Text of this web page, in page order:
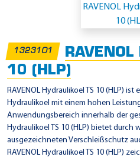
1323101
10 (HLP)
RAVENOL Hydraulikoel TS 10 (HLP)
Hydraulikoel mit einem hohen
Anwendungsbereich innerhalb der
Hydraulikoel TS 10 (HLP) bietet durch
ausgezeichneten Verschleißschutz
RAVENOL Hydraulikoel TS 10 (HLP)